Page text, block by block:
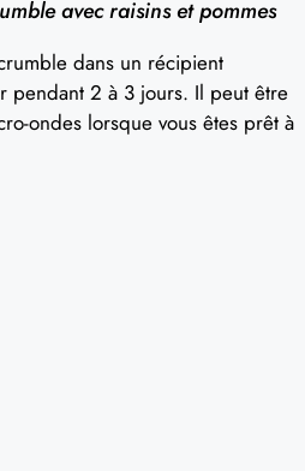
avec raisins et pommes
dans un récipient
pendant 2 à 3 jours. Il peut être
ondes lorsque vous êtes prêt à